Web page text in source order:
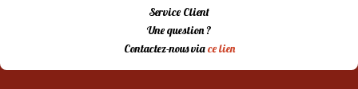
Service Client
Une question ?
Contactez-nous viace lien